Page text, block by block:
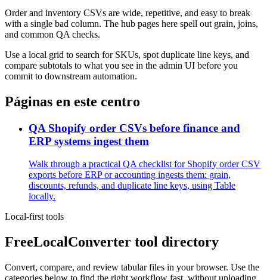
Order and inventory CSVs are wide, repetitive, and easy to break
with a single bad column. The hub pages here spell out grain, joins,
and common QA checks.
Use a local grid to search for SKUs, spot duplicate line keys, and
compare subtotals to what you see in the admin UI before you
commit to downstream automation.
Páginas en este centro
QA Shopify order CSVs before finance and
ERP systems ingest them
Walk through a practical QA checklist for Shopify order CSV
exports before ERP or accounting ingests them: grain,
discounts, refunds, and duplicate line keys, using Table
locally.
Local-first tools
FreeLocalConverter tool directory
Convert, compare, and review tabular files in your browser. Use the
categories below to find the right workflow fast, without uploading